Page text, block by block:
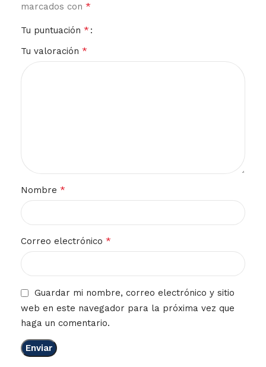
marcados con *
Tu puntuación *
Tu valoración *
Nombre *
Correo electrónico *
Guardar mi nombre, correo electrónico y sitio
web en este navegador para la próxima vez que
haga un comentario.